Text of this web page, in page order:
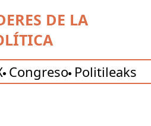
DE LA
Congreso Politileaks